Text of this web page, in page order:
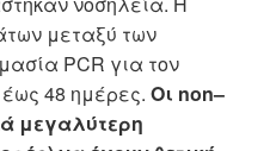
μεταξύ των
PCR για τον
έως 48 ημέρες.Οι non–
μεγαλύτερη